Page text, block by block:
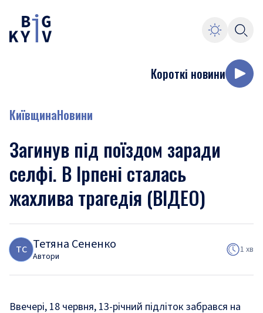
Короткі новини
КиївщинаНовини
Загинув під поїздом заради
селфі. В Ірпені сталась
жахлива трагедія (ВІДЕО)
ТС Тетяна Сененко
Автори
1 хв
Ввечері, 18 червня, 13-річний підліток забрався на